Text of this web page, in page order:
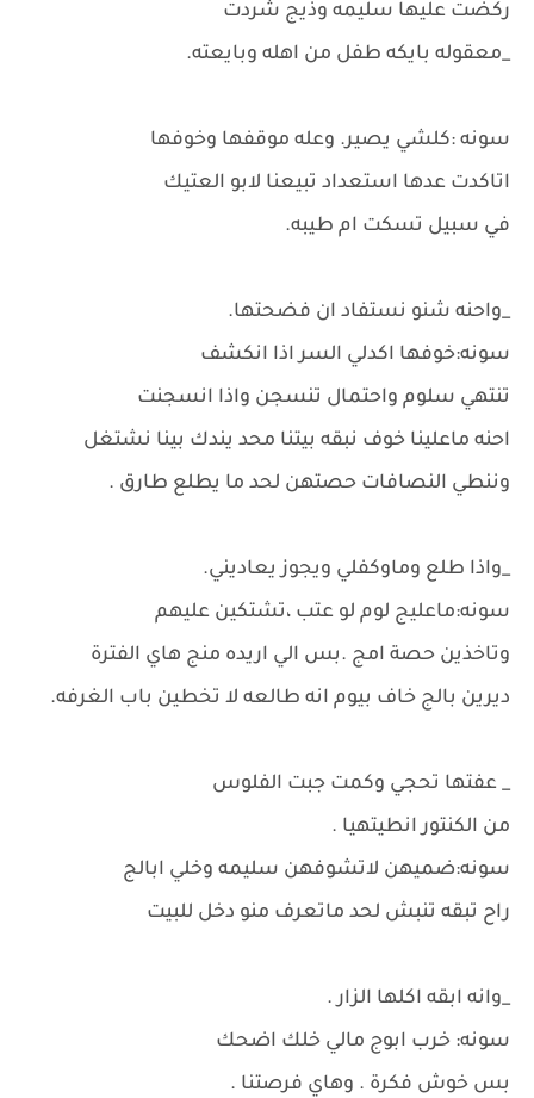
ركضت عليها سليمه وذيج شردت
_معقوله بايكه طفل من اهله وبايعته.
سونه :كلشي يصير. وعله موقفها وخوفها
اتاكدت عدها استعداد تبيعنا لابو العتيك
في سبيل تسكت ام طيبه.
_واحنه شنو نستفاد ان فضحتها.
سونه:خوفها اكدلي السر اذا انكشف
تنتهي سلوم واحتمال تنسجن واذا انسجنت
احنه ماعلينا خوف نبقه بيتنا محد يندك بينا نشتغل
وننطي النصافات حصتهن لحد ما يطلع طارق .
_واذا طلع وماوكفلي ويجوز يعاديني.
سونه:ماعليج لوم لو عتب ،تشتكين عليهم
وتاخذين حصة امج .بس الي اريده منج هاي الفترة
ديرين بالج خاف بيوم انه طالعه لا تخطين باب الغرفه.
_ عفتها تحجي وكمت جبت الفلوس
من الكنتور انطيتهيا .
سونه:ضميهن لاتشوفهن سليمه وخلي ابالج
راح تبقه تنبش لحد ماتعرف منو دخل للبيت
_وانه ابقه اكلها الزار .
سونه: خرب ابوج مالي خلك اضحك
بس خوش فكرة . وهاي فرصتنا .